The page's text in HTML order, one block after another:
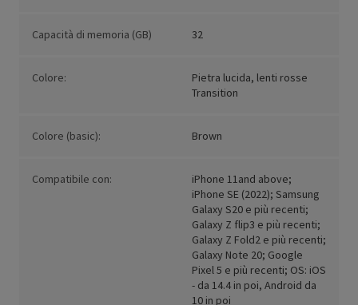
Capacità di memoria (GB) 32
Colore:
Pietra lucida, lenti rosse
Transition
Colore (basic): Brown
Compatibile con:
iPhone 11and above;
iPhone SE (2022); Samsung
Galaxy S20 e più recenti;
Galaxy Z flip3 e più recenti;
Galaxy Z Fold2 e più recenti;
Galaxy Note 20; Google
Pixel 5 e più recenti; OS: iOS
- da 14.4 in poi, Android da
10 in poi